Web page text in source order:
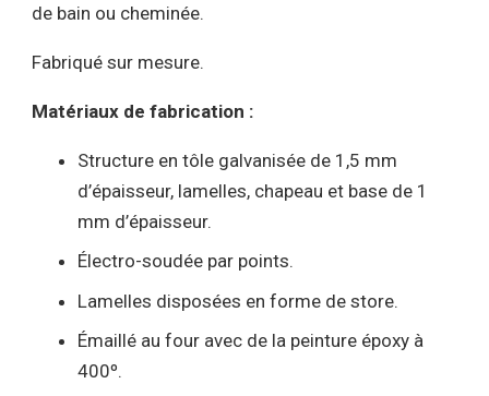
de bain ou cheminée.
Fabriqué sur mesure.
Matériaux de fabrication :
Structure en tôle galvanisée de 1,5 mm
d’épaisseur, lamelles, chapeau et base de 1
mm d’épaisseur.
Électro-soudée par points.
Lamelles disposées en forme de store.
Émaillé au four avec de la peinture époxy à
400º.